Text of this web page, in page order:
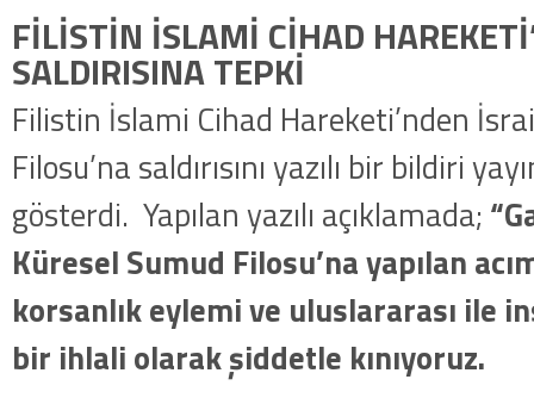
FİLİSTİN İSLAMİ CİHAD
SALDIRISINA TEPKİ
Filistin İslami Cihad Hareketi’nden
Filosu’na saldırısını yazılı bir bildiri
gösterdi. Yapılan yazılı açıklamada;
Küresel Sumud Filosu’na yapılan
korsanlık eylemi ve uluslararası ile
bir ihlali olarak şiddetle kınıyoruz.